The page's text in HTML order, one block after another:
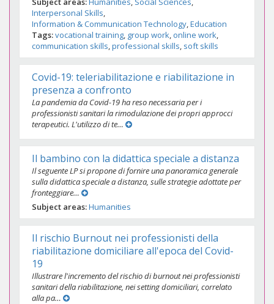
Interpersonal Skills
Information & Communication Technology Education
Tags vocational training group work online work
communication skills professional skills soft skills
Covid-19: teleriabilitazione e riabilitazione in
presenza a confronto
La pandemia da Covid-19 ha reso necessaria per i
professionisti sanitari la rimodulazione dei propri approcci
terapeutici. L'utilizzo di te…
Il bambino con la didattica speciale a distanza
Il seguente LP si propone di fornire una panoramica generale
sulla didattica speciale a distanza, sulle strategie adottate per
fronteggiare…
Subject areas Humanities
Il rischio Burnout nei professionisti della
riabilitazione domiciliare all'epoca del Covid-
19
Illustrare l'incremento del rischio di burnout nei professionisti
sanitari della riabilitazione, nei setting domiciliari, correlato
alla pa…